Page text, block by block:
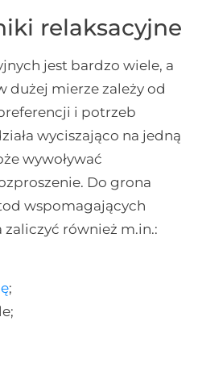
relaksacyjne
jest bardzo wiele, a
dużej mierze zależy od
i potrzeb
wyciszająco na jedną
wywoływać
Do grona
wspomagających
zaliczyć również m.in.:
;